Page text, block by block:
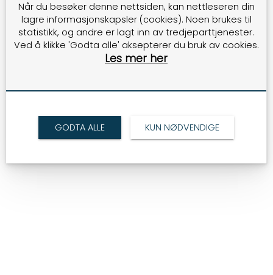
Når du besøker denne nettsiden, kan nettleseren din
lagre informasjonskapsler (cookies). Noen brukes til
statistikk, og andre er lagt inn av tredjeparttjenester.
Ved å klikke 'Godta alle' aksepterer du bruk av cookies.
Les mer her
GODTA ALLE KUN NØDVENDIGE